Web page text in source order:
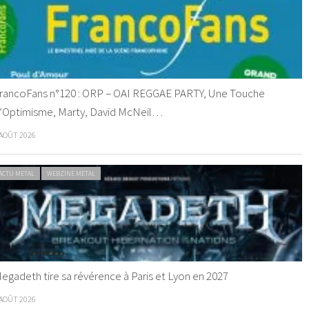
n°120 : ORP – OAI REGGAE PARTY, Une Touche
Marty, David McNeil…
2026
METAL WEBZINE METAL
tire sa révérence à Paris et Lyon en 2027
2026